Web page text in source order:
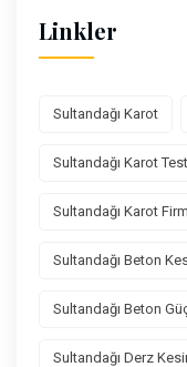
Linkler
Sultandağı Karot
Sultandağı Karot
Sultandağı Karot
Sultandağı Beton
Sultandağı Beton
Sultandağı Derz